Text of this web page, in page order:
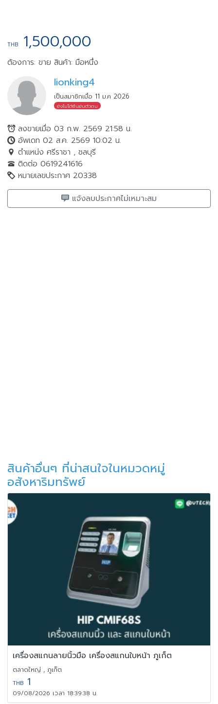
THB 1,500,000
ต้องการ: ขาย สินค้า: มือหนึ่ง
lionking4
เป็นสมาชิกเมื่อ 11 ม.ค 2026
ยังไม่ได้ยืนยันตัวตน
ลงขายเมื่อ 03 ก.พ. 2569 21:58 น.
อัพเดท 02 ส.ค. 2569 10:02 น.
ตำแหน่ง ศรีราชา , ชลบุรี
ติดต่อ 0619241616
หมายเลขประกาศ 20338
แจ้งลบประกาศไม่เหมาะสม
สินค้าอื่นๆ ที่น่าสนใจในหมวดหมู่
อสังหาริมทรัพย์
เครื่องสแกนลายนิ้วมือ เครื่องสแกนใบหน้า ภูเก็ต
ตลาดใหญ่ , ภูเก็ต
THB 1
09/08/2026 เวลา 18:39:38 น.